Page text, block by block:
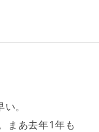
。
まあ去年1年も